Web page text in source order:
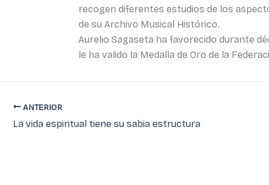
recogen diferentes estudios de los
de su Archivo Musical Histórico.
Aurelio Sagaseta ha favorecido durante
le ha valido la Medalla de Oro de la
ANTERIOR
La vida espiritual tiene su sabia estructura